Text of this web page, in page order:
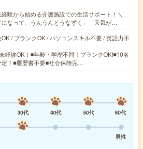
経験から始める介護施設での生活サポート！＼
になって、うんうんとうなずく」「天気が…
/ ブランクOK / パソコンスキル不要 / 英語力不
経験OK！■年齢・学歴不問！ブランクOK!■10名
定！■履歴書不要■社会保険完…
30代 40代 50代
60代
男性